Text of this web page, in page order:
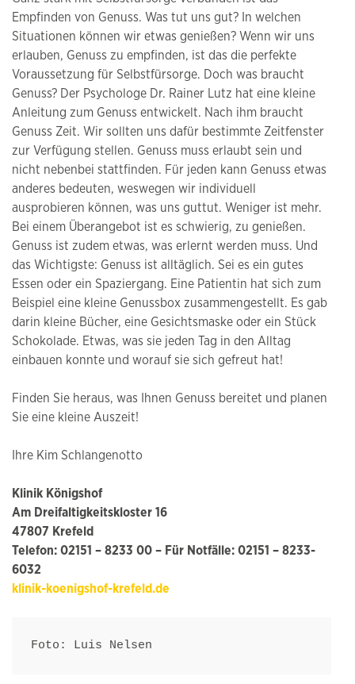
Empfinden von Genuss. Was tut uns gut? In welchen
Situationen können wir etwas genießen? Wenn wir uns
erlauben, Genuss zu empfinden, ist das die perfekte
Voraussetzung für Selbstfürsorge. Doch was braucht
Genuss? Der Psychologe Dr. Rainer Lutz hat eine kleine
Anleitung zum Genuss entwickelt. Nach ihm braucht
Genuss Zeit. Wir sollten uns dafür bestimmte Zeitfenster
zur Verfügung stellen. Genuss muss erlaubt sein und
nicht nebenbei stattfinden. Für jeden kann Genuss etwas
anderes bedeuten, weswegen wir individuell
ausprobieren können, was uns guttut. Weniger ist mehr.
Bei einem Überangebot ist es schwierig, zu genießen.
Genuss ist zudem etwas, was erlernt werden muss. Und
das Wichtigste: Genuss ist alltäglich. Sei es ein gutes
Essen oder ein Spaziergang. Eine Patientin hat sich zum
Beispiel eine kleine Genussbox zusammengestellt. Es gab
darin kleine Bücher, eine Gesichtsmaske oder ein Stück
Schokolade. Etwas, was sie jeden Tag in den Alltag
einbauen konnte und worauf sie sich gefreut hat!
Finden Sie heraus, was Ihnen Genuss bereitet und planen
Sie eine kleine Auszeit!
Ihre Kim Schlangenotto
Klinik Königshof
Am Dreifaltigkeitskloster 16
47807 Krefeld
Telefon: 02151 – 8233 00 – Für Notfälle: 02151 – 8233-
6032
klinik-koenigshof-krefeld.de
Foto: Luis Nelsen